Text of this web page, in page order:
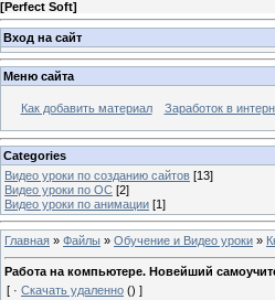
[Perfect Soft]
Вход на сайт
Меню сайта
Как добавить материал Заработок в
Categories
Видео уроки по созданию сайтов [13]
Видео уроки по ОС [2]
Видео уроки по анимации [1]
Главная » Файлы » Обучение и Видео уроки »
Работа на компьютере. Новейший
[ · Скачать удаленно () ]